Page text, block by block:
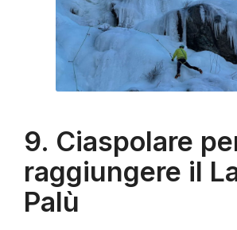
9. Ciaspolare
raggiungere il
Palù